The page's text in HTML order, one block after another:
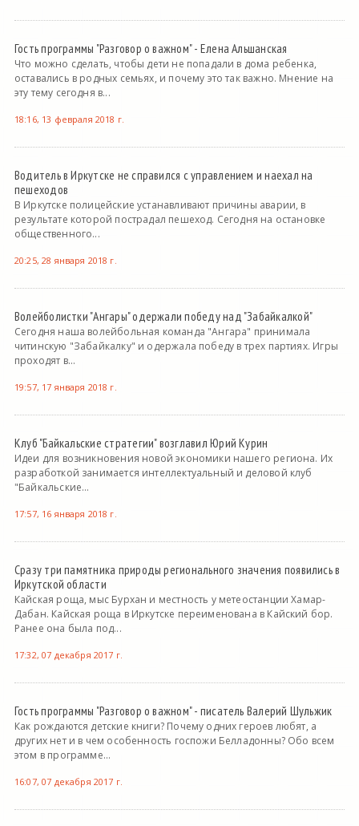
Гость программы "Разговор о важном" - Елена Альшанская
Что можно сделать, чтобы дети не попадали в дома ребенка,
оставались в родных семьях, и почему это так важно. Мнение на
эту тему сегодня в...
18:16, 13 февраля 2018 г.
Водитель в Иркутске не справился с управлением и наехал на
пешеходов
В Иркутске полицейские устанавливают причины аварии, в
результате которой пострадал пешеход. Сегодня на остановке
общественного...
20:25, 28 января 2018 г.
Волейболистки "Ангары" одержали победу над "Забайкалкой"
Сегодня наша волейбольная команда "Ангара" принимала
читинскую "Забайкалку" и одержала победу в трех партиях. Игры
проходят в...
19:57, 17 января 2018 г.
Клуб "Байкальские стратегии" возглавил Юрий Курин
Идеи для возникновения новой экономики нашего региона. Их
разработкой занимается интеллектуальный и деловой клуб
"Байкальские...
17:57, 16 января 2018 г.
Сразу три памятника природы регионального значения появились в
Иркутской области
Кайская роща, мыс Бурхан и местность у метеостанции Хамар-
Дабан. Кайская роща в Иркутске переименована в Кайский бор.
Ранее она была под...
17:32, 07 декабря 2017 г.
Гость программы "Разговор о важном" - писатель Валерий Шульжик
Как рождаются детские книги? Почему одних героев любят, а
других нет и в чем особенность госпожи Белладонны? Обо всем
этом в программе...
16:07, 07 декабря 2017 г.